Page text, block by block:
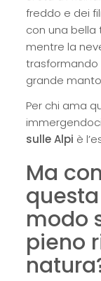
freddo e dei
con una bella
mentre la
trasformando
grande
Per chi ama
sulle Alpi è
Ma
modo
pieno